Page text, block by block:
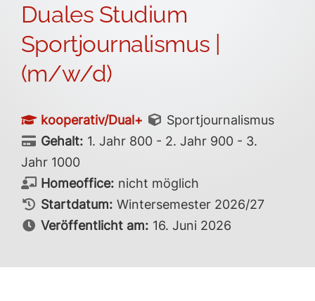
Duales Studium
Sportjournalismus |
(m/w/d)
kooperativ/Dual+
Sportjournalismus
Gehalt: 1. Jahr 800 - 2. Jahr 900 - 3.
Jahr 1000
Homeoffice: nicht möglich
Startdatum: Wintersemester 2026/27
Veröffentlicht am: 16. Juni 2026